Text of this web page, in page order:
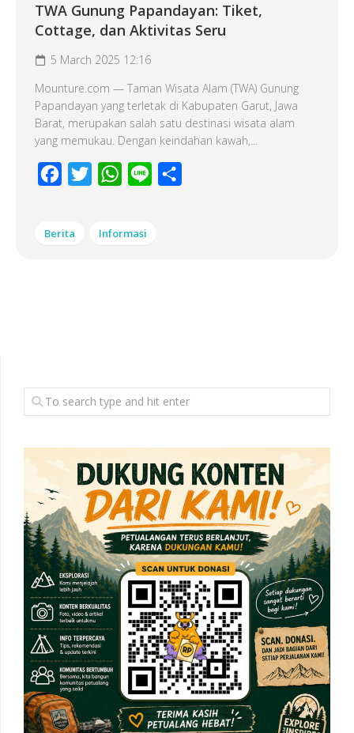
TWA Gunung Papandayan: Tiket,
Cottage, dan Aktivitas Seru
5 March 2025 12:16
Mounture.com — Taman Wisata Alam (TWA) Gunung
Papandayan yang terletak di Kabupaten Garut, Jawa
Barat, merupakan salah satu destinasi wisata alam
yang memukau. Dengan keindahan kawah,...
Facebook
Twitter WhatsApp
Line
Berita Informasi